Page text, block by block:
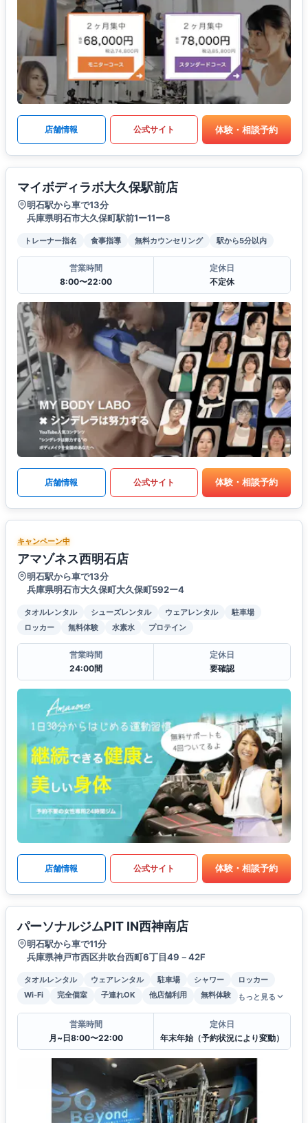
店舗情報 公式サイト 体験・相談予約
マイボディラボ大久保駅前店
明石駅から車で13分
兵庫県明石市大久保町駅前1ー11ー8
トレーナー指名 食事指導 無料カウンセリング 駅から5分以内
営業時間
8:00〜22:00
定休日
不定休
店舗情報 公式サイト 体験・相談予約
キャンペーン中
アマゾネス西明石店
明石駅から車で13分
兵庫県明石市大久保町大久保町592ー4
タオルレンタル シューズレンタル ウェアレンタル
駐車場
ロッカー
無料体験 水素水 プロテイン
営業時間
24:00間
定休日
要確認
店舗情報 公式サイト 体験・相談予約
パーソナルジムPIT IN西神南店
明石駅から車で11分
兵庫県神戸市西区井吹台西町6丁目49－42F
タオルレンタル ウェアレンタル 駐車場 シャワー
ロッカー
Wi-Fi
完全個室 子連れOK 他店舗利用 無料体験 もっと見る
営業時間
月~日8:00〜22:00
定休日
年末年始（予約状況により変動）